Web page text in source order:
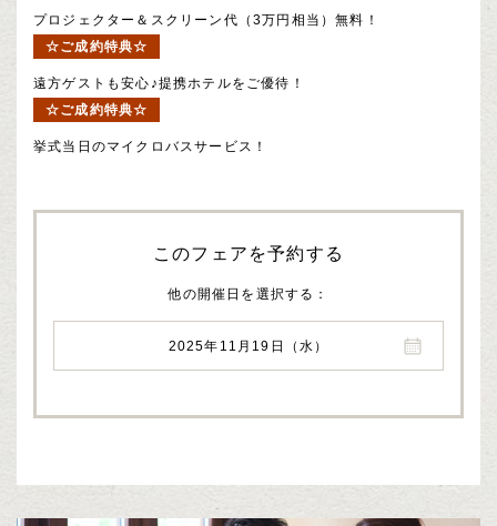
プロジェクター＆スクリーン代（3万円相当）無料！
☆ご成約特典☆
遠方ゲストも安心♪提携ホテルをご優待！
☆ご成約特典☆
挙式当日のマイクロバスサービス！
このフェアを予約する
他の開催日を選択する
2025年11月19日（水）